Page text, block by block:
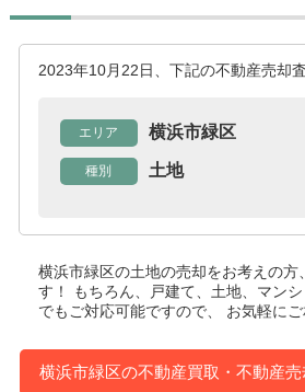
2023年10月22日、下記の不動産売却
エリア 横浜市緑区
種別 土地
横浜市緑区の土地の売却をお考えの方
す！
もちろん、戸建て、土地、マン
でもご対応可能ですので、 お気軽にご
横浜市緑区の不動産買取・不動産